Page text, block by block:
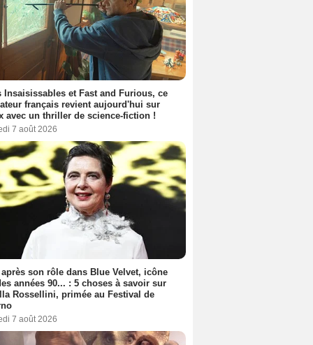
Insaisissables et Fast and Furious, ce
français revient aujourd'hui sur
avec un thriller de science-fiction !
7 août 2026
son rôle dans Blue Velvet, icône
années 90... : 5 choses à savoir sur
Rossellini, primée au Festival de
7 août 2026